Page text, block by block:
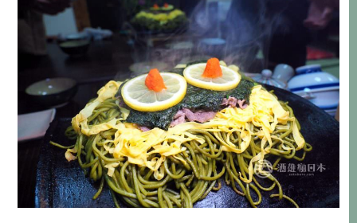
但他們會使用snow peak的產品，或身穿snow peak品牌 […]